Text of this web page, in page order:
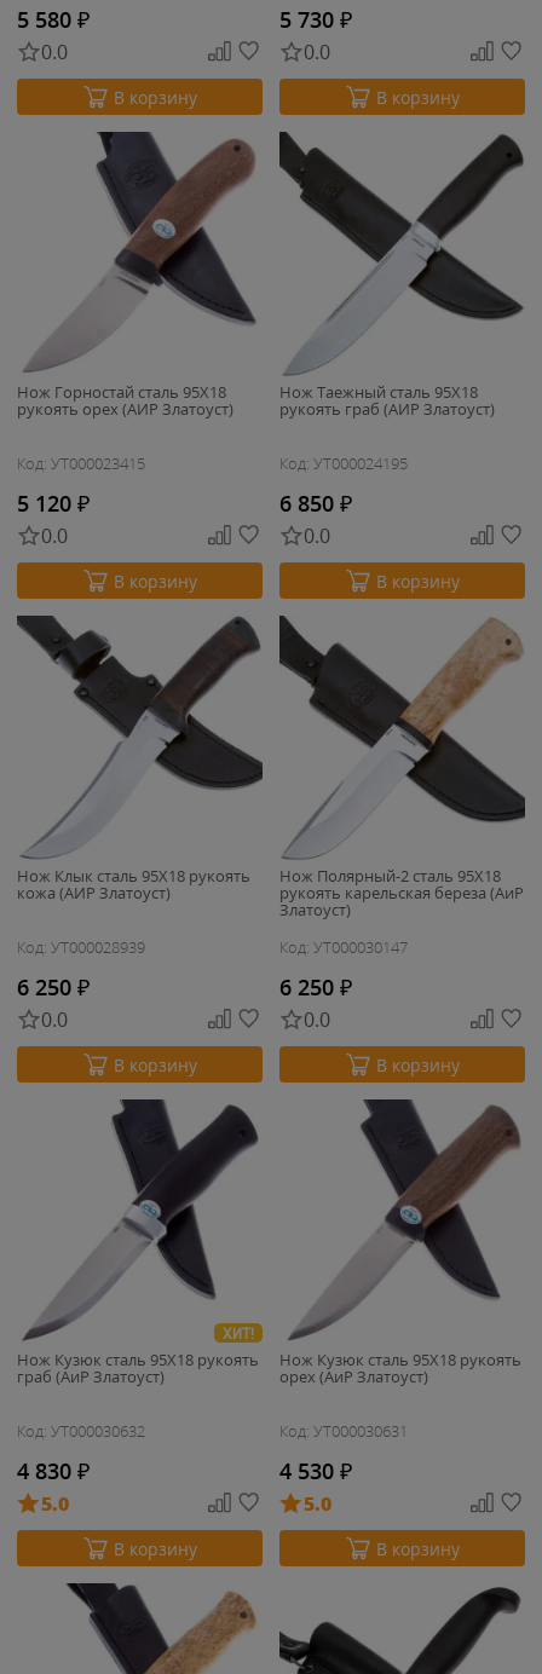
5 580 ₽
0.0
В корзину
5 730 ₽
0.0
В корзину
Нож Горностай сталь 95Х18
рукоять орех (АИР Златоуст)
Код: УТ000023415
5 120 ₽
0.0
В корзину
Нож Таежный сталь 95Х18
рукоять граб (АИР Златоуст)
Код: УТ000024195
6 850 ₽
0.0
В корзину
Нож Клык сталь 95Х18 рукоять
кожа (АИР Златоуст)
Код: УТ000028939
6 250 ₽
0.0
В корзину
Нож Полярный-2 сталь 95Х18
рукоять карельская береза (АиР
Златоуст)
Код: УТ000030147
6 250 ₽
0.0
В корзину
ХИТ!
Нож Кузюк сталь 95Х18 рукоять
граб (АиР Златоуст)
Код: УТ000030632
4 830 ₽
5.0
В корзину
Нож Кузюк сталь 95Х18 рукоять
орех (АиР Златоуст)
Код: УТ000030631
4 530 ₽
5.0
В корзину